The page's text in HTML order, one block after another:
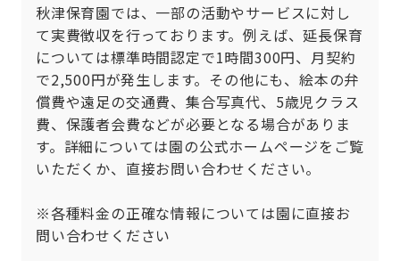
秋津保育園では、一部の活動やサービスに対し
て実費徴収を行っております。例えば、延長保育
については標準時間認定で1時間300円、月契約
で2,500円が発生します。その他にも、絵本の弁
償費や遠足の交通費、集合写真代、5歳児クラス
費、保護者会費などが必要となる場合がありま
す。詳細については園の公式ホームページをご覧
いただくか、直接お問い合わせください。
※各種料金の正確な情報については園に直接お
問い合わせください